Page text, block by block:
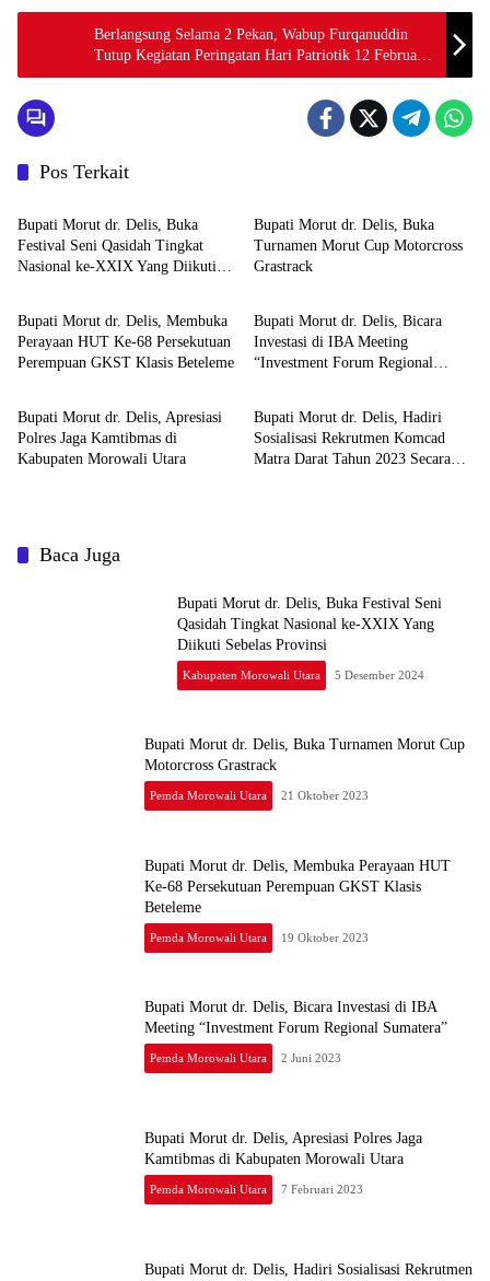
Berlangsung Selama 2 Pekan, Wabup Furqanuddin
Tutup Kegiatan Peringatan Hari Patriotik 12 Februari
di Pagimana
Pos Terkait
Kabupaten Morowali Utara
Bupati Morut dr. Delis, Buka
Festival Seni Qasidah Tingkat
Nasional ke-XXIX Yang Diikuti
Bupati Morut dr. Delis, Buka
Turnamen Morut Cup Motorcross
Grastrack
Pemda Morowali Utara
Bupati Morut dr. Delis, Membuka
Perayaan HUT Ke-68 Persekutuan
Perempuan GKST Klasis Beteleme
Pemda Morowali Utara
Bupati Morut dr. Delis, Bicara
Investasi di IBA Meeting
“Investment Forum Regional
Pemda Morowali Utara
Bupati Morut dr. Delis, Apresiasi
Polres Jaga Kamtibmas di
Kabupaten Morowali Utara
Pemda Morowali Utara
Bupati Morut dr. Delis, Hadiri
Sosialisasi Rekrutmen Komcad
Matra Darat Tahun 2023 Secara
Baca Juga
Bupati Morut dr. Delis, Buka Festival Seni
Qasidah Tingkat Nasional ke-XXIX Yang
Diikuti Sebelas Provinsi
Kabupaten Morowali Utara 5 Desember 2024
Bupati Morut dr. Delis, Buka Turnamen Morut Cup
Motorcross Grastrack
Pemda Morowali Utara 21 Oktober 2023
Bupati Morut dr. Delis, Membuka Perayaan HUT
Ke-68 Persekutuan Perempuan GKST Klasis
Beteleme
Pemda Morowali Utara 19 Oktober 2023
Bupati Morut dr. Delis, Bicara Investasi di IBA
Meeting “Investment Forum Regional Sumatera”
Pemda Morowali Utara 2 Juni 2023
Bupati Morut dr. Delis, Apresiasi Polres Jaga
Kamtibmas di Kabupaten Morowali Utara
Pemda Morowali Utara 7 Februari 2023
Bupati Morut dr. Delis, Hadiri Sosialisasi Rekrutmen